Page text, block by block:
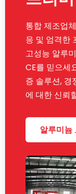
통합 제조업
응 및 엄격한
고성능 알루
CE를 믿으세
증 솔루션, 경
에 대한 신뢰
알루미늄